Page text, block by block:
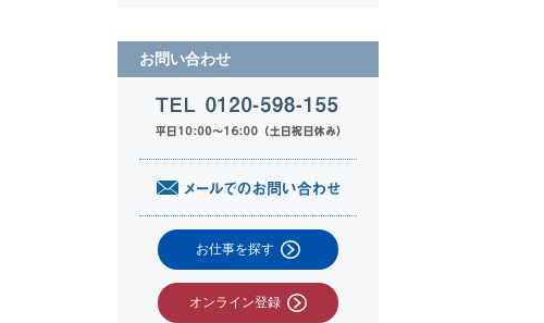
お問い合わせ
お仕事を探す
オンライン登録